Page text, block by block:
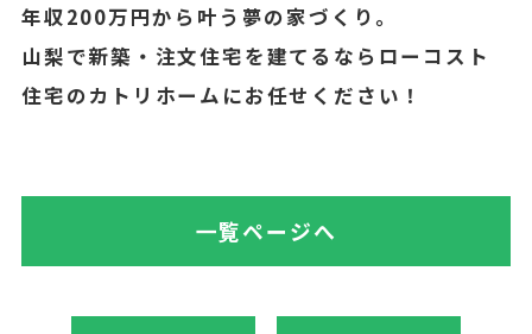
年収200万円から叶う夢の家づくり。
山梨で新築・注文住宅を建てるならローコスト
住宅のカトリホームにお任せください！
一覧ページへ